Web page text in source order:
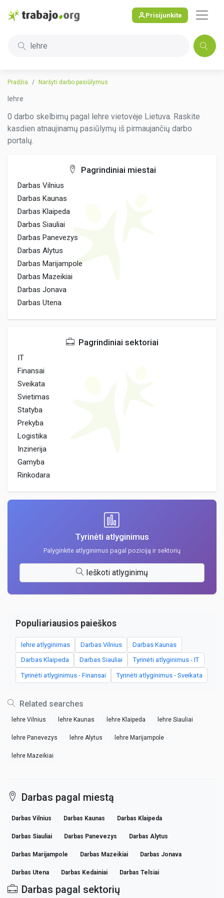
Prisijunkite
lehre
Pradžia Naršyti darbo pasiūlymus
lehre
0 darbo skelbimų pagal lehre vietovėje Lietuva. Raskite
kasdien atnaujinamų pasiūlymų iš pirmaujančių darbo
portalų.
Pagrindiniai miestai
Darbas Vilnius
Darbas Kaunas
Darbas Klaipeda
Darbas Siauliai
Darbas Panevezys
Darbas Alytus
Darbas Marijampole
Darbas Mazeikiai
Darbas Jonava
Darbas Utena
Pagrindiniai sektoriai
IT
Finansai
Sveikata
Svietimas
Statyba
Prekyba
Logistika
Inzinerija
Gamyba
Rinkodara
Tyrinėti atlyginimus
Palyginkite atlyginimus pagal poziciją ir sektorių
Ieškoti atlyginimų
Populiariausios paieškos
lehre atlyginimas Darbas Vilnius Darbas Kaunas
Darbas Klaipeda Darbas Siauliai Tyrinėti atlyginimus - IT
Tyrinėti atlyginimus - Finansai Tyrinėti atlyginimus - Sveikata
Related searches
lehre Vilnius lehre Kaunas lehre Klaipeda lehre Siauliai
lehre Panevezys lehre Alytus lehre Marijampole
lehre Mazeikiai
Darbas pagal miestą
Darbas Vilnius Darbas Kaunas Darbas Klaipeda
Darbas Siauliai Darbas Panevezys Darbas Alytus
Darbas Marijampole Darbas Mazeikiai Darbas Jonava
Darbas Utena Darbas Kedainiai Darbas Telsiai
Darbas pagal sektorių